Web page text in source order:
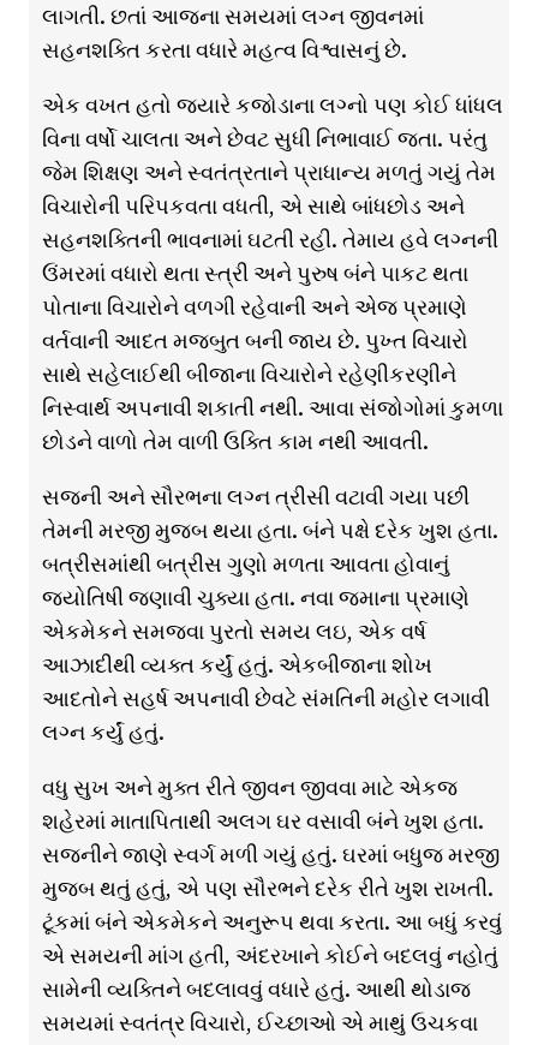
લાગતી. છતાં આજના સમયમાં લગ્ન જીવનમાં
સહનશક્તિ કરતા વધારે મહત્વ વિશ્વાસનું છે.
એક વખત હતો જ્યારે કજોડાના લગ્નો પણ કોઈ ધાંધલ
વિના વર્ષો ચાલતા અને છેવટ સુધી નિભાવાઈ જતા. પરંતુ
જેમ શિક્ષણ અને સ્વતંત્રતાને પ્રાધાન્ય મળતું ગયું તેમ
વિચારોની પરિપકવતા વધતી, એ સાથે બાંધછોડ અને
સહનશક્તિની ભાવનામાં ઘટતી રહી. તેમાય હવે લગ્નની
ઉંમરમાં વધારો થતા સ્ત્રી અને પુરુષ બંને પાકટ થતા
પોતાના વિચારોને વળગી રહેવાની અને એજ પ્રમાણે
વર્તવાની આદત મજબુત બની જાય છે. પુખ્ત વિચારો
સાથે સહેલાઈથી બીજાના વિચારોને રહેણીકરણીને
નિસ્વાર્થ અપનાવી શકાતી નથી. આવા સંજોગોમાં કુમળા
છોડને વાળો તેમ વાળી ઉક્તિ કામ નથી આવતી.
સજની અને સૌરભના લગ્ન ત્રીસી વટાવી ગયા પછી
તેમની મરજી મુજબ થયા હતા. બંને પક્ષે દરેક ખુશ હતા.
બત્રીસમાંથી બત્રીસ ગુણો મળતા આવતા હોવાનું
જ્યોતિષી જણાવી ચુક્યા હતા. નવા જમાના પ્રમાણે
એકમેકને સમજવા પુરતો સમય લઇ, એક વર્ષ
આઝાદીથી વ્યક્ત કર્યું હતું. એકબીજાના શોખ
આદતોને સહર્ષ અપનાવી છેવટે સંમતિની મહોર લગાવી
લગ્ન કર્યું હતું.
વધુ સુખ અને મુક્ત રીતે જીવન જીવવા માટે એકજ
શહેરમાં માતાપિતાથી અલગ ઘર વસાવી બંને ખુશ હતા.
સજનીને જાણે સ્વર્ગ મળી ગયું હતું. ઘરમાં બધુજ મરજી
મુજબ થતું હતું, એ પણ સૌરભને દરેક રીતે ખુશ રાખતી.
ટૂંકમાં બંને એકમેકને અનુરૂપ થવા કરતા. આ બધું કરવું
એ સમયની માંગ હતી, અંદરખાને કોઈને બદલવું નહોતું
સામેની વ્યક્તિને બદલાવવું વધારે હતું. આથી થોડાજ
સમયમાં સ્વતંત્ર વિચારો, ઈચ્છાઓ એ માથું ઉચકવા